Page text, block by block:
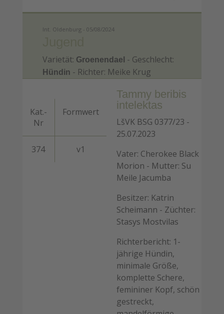
Int. Oldenburg - 05/08/2024
Varietät: Groenendael - Geschlecht:
Hündin - Richter: Meike Krug
Kat.-
Nr
Formwert
374 v1
Tammy beribis
intelektas
LšVK BSG 0377/23 -
25.07.2023
Vater: Cherokee Black
Morion - Mutter: Su
Meile Jacumba
Besitzer: Katrin
Scheimann - Züchter:
Stasys Mostvilas
Richterbericht: 1-
jährige Hündin,
minimale Größe,
komplette Schere,
femininer Kopf, schön
gestreckt,